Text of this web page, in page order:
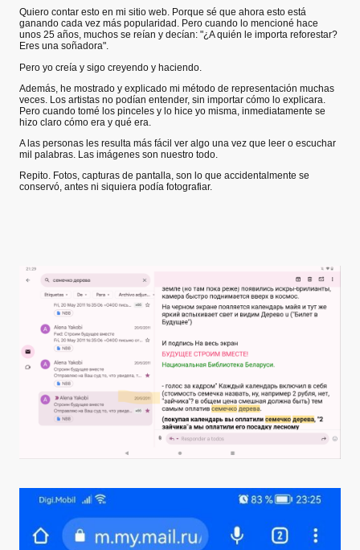
Quiero contar esto en mi sitio web. Porque sé que ahora esto está
ganando cada vez más popularidad. Pero cuando lo mencioné hace
unos 25 años, muchos se reían y decían: "¿A quién le importa reforestar?
Eres una soñadora".
Pero yo creía y sigo creyendo y haciendo.
Además, he mostrado y explicado mi método de representación muchas
veces. Los artistas no podían entender, sin importar cómo lo explicara.
Pero cuando tomé los pinceles y lo hice yo misma, inmediatamente se
hizo claro cómo era y qué era.
A las personas les resulta más fácil ver algo una vez que leer o escuchar
mil palabras. Las imágenes son nuestro todo.
Repito. Fotos, capturas de pantalla, son lo que accidentalmente se
conservó, antes ni siquiera podía fotografiar.